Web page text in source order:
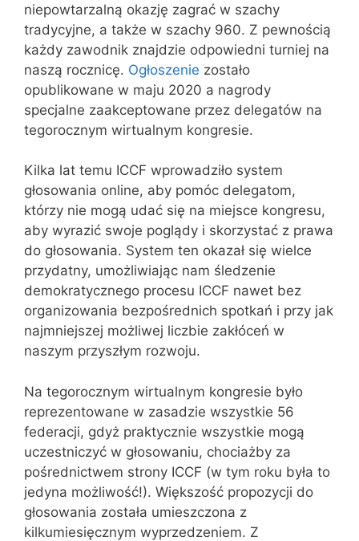
niepowtarzalną okazję zagrać w szachy
tradycyjne, a także w szachy 960. Z pewnością
każdy zawodnik znajdzie odpowiedni turniej na
naszą rocznicę. Ogłoszenie zostało
opublikowane w maju 2020 a nagrody
specjalne zaakceptowane przez delegatów na
tegorocznym wirtualnym kongresie.
Kilka lat temu ICCF wprowadziło system
głosowania online, aby pomóc delegatom,
którzy nie mogą udać się na miejsce kongresu,
aby wyrazić swoje poglądy i skorzystać z prawa
do głosowania. System ten okazał się wielce
przydatny, umożliwiając nam śledzenie
demokratycznego procesu ICCF nawet bez
organizowania bezpośrednich spotkań i przy jak
najmniejszej możliwej liczbie zakłóceń w
naszym przyszłym rozwoju.
Na tegorocznym wirtualnym kongresie było
reprezentowane w zasadzie wszystkie 56
federacji, gdyż praktycznie wszystkie mogą
uczestniczyć w głosowaniu, chociażby za
pośrednictwem strony ICCF (w tym roku była to
jedyna możliwość!). Większość propozycji do
głosowania została umieszczona z
kilkumiesięcznym wyprzedzeniem. Z